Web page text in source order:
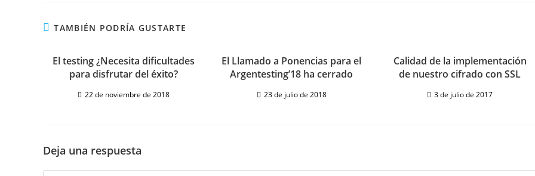
TAMBIÉN PODRÍA GUSTARTE
El testing ¿Necesita dificultades
para disfrutar del éxito?
22 de noviembre de 2018
El Llamado a Ponencias para el
Argentesting’18 ha cerrado
23 de julio de 2018
Calidad de la implementación
de nuestro cifrado con SSL
3 de julio de 2017
Deja una respuesta